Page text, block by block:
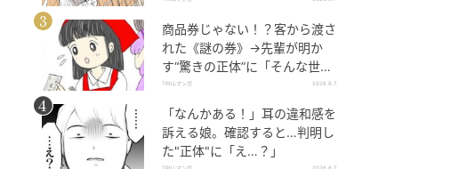
商品券じゃない！？客から渡さ
れた《謎の券》→先輩が明か
す“驚きの正体”に「そんな世代
差があるんですね」
TRILLマンガ 2026.8.7
「なんかある！」耳の違和感を
訴える娘。確認すると…判明し
た"正体"に「え…？」
TRILLマンガ 2026.8.7